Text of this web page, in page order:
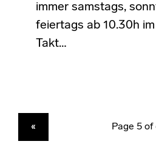
immer samstags,
feiertags ab 10.30h
Takt…
«